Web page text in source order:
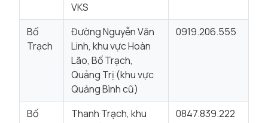
VKS
Bố
Trạch
Đường Nguyễn Văn
Linh, khu vực Hoàn
Lão, Bố Trạch,
Quảng Trị (khu vực
Quảng Bình cũ)
0919.206.555
Bố
Thanh Trạch, khu
0847.839.222